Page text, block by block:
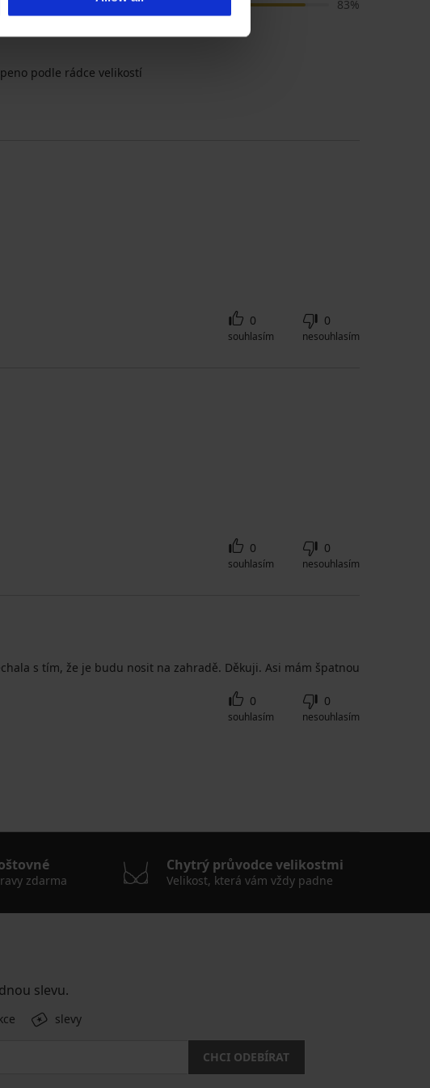
Velikost
83%
podle rádce velikostí
0
souhlasím
0
nesouhlasím
0
souhlasím
0
nesouhlasím
s tím, že je budu nosit na zahradě. Děkuji. Asi mám špatnou
0
souhlasím
0
nesouhlasím
zdarma
Chytrý průvodce velikostmi
Velikost, která vám vždy padne
slevu.
slevy
CHCI ODEBÍRAT